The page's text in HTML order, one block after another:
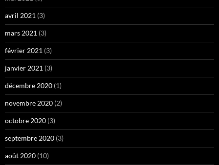
avril 2021 (3)
mars 2021 (3)
février 2021 (3)
janvier 2021 (3)
décembre 2020 (1)
novembre 2020 (2)
octobre 2020 (3)
septembre 2020 (3)
août 2020 (10)